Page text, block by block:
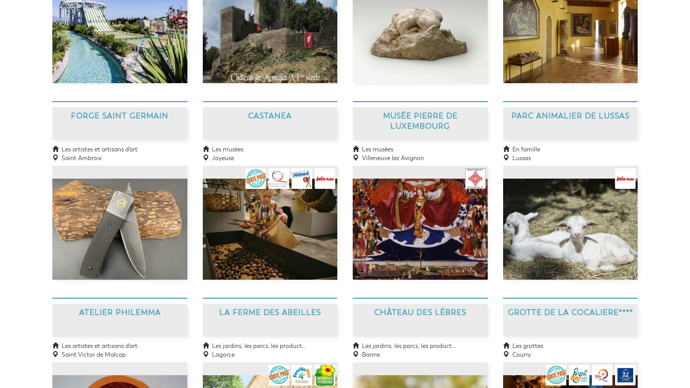
FORGE SAINT GERMAIN
Les artistes et artisans d'art
Saint Ambroix
CASTANEA
Les musées
Joyeuse
MUSÉE PIERRE DE
LUXEMBOURG
Les musées
Villeneuve lez Avignon
PARC ANIMALIER DE LUSSAS
En famille
Lussas
ATELIER PHILEMMA
Les artistes et artisans d'art
Saint Victor de Malcap
LA FERME DES ABEILLES
Les jardins, les parcs, les producteurs
Lagorce
CHÂTEAU DES LÈBRES
Les jardins, les parcs, les producteurs
Banne
GROTTE DE LA COCALIERE****
Les grottes
Courry